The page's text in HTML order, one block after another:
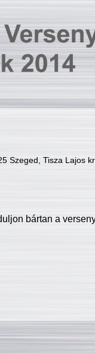
Szeged, Tisza Lajos
bártan a